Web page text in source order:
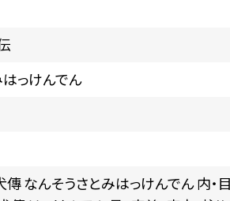
っけんでん
なんそうさとみはっけんでん 内・